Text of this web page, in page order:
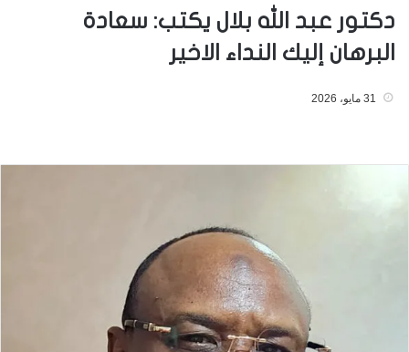
دكتور عبد الله بلال يكتب: سعادة
البرهان إليك النداء الاخير
31 مايو، 2026